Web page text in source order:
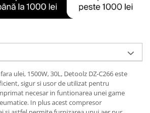
de tuns
ulei, 1500W, 30L, Detoolz DZ-C266 este
sigur si usor de utilizat pentru
necesar in funtionarea unei game
In plus acest compresor